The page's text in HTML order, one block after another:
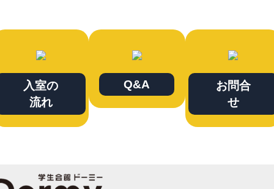
入室の
流れ
Q&A
お問合
せ